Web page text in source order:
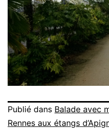
Publié dans Balade avec
Rennes aux étangs